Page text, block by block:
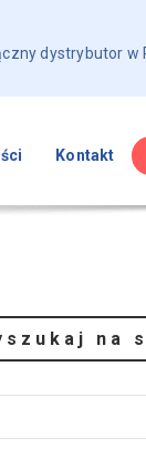
dystrybutor w
Kontakt
na